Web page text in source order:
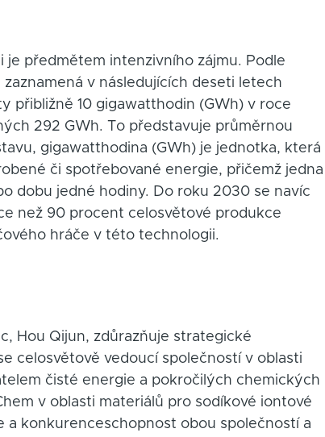
předmětem intenzivního zájmu. Podle
v následujících deseti letech
přibližně 10 gigawatthodin (GWh) v roce
292 GWh. To představuje průměrnou
gigawatthodina (GWh) je jednotka, která
či spotřebované energie, přičemž jedna
dobu jedné hodiny. Do roku 2030 se navíc
než 90 procent celosvětové produkce
hráče v této technologii.
Hou Qijun, zdůrazňuje strategické
celosvětově vedoucí společností v oblasti
čisté energie a pokročilých chemických
v oblasti materiálů pro sodíkové iontové
konkurenceschopnost obou společností a